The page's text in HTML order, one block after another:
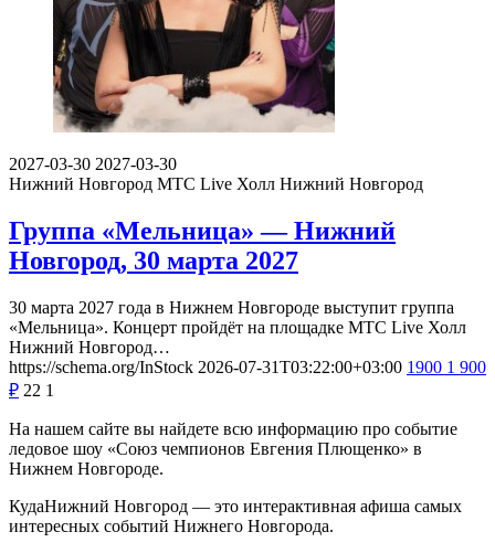
2027-03-30 2027-03-30
Нижний Новгород МТС Live Холл Нижний Новгород
Группа «Мельница» — Нижний
Новгород, 30 марта 2027
30 марта 2027 года в Нижнем Новгороде выступит группа
«Мельница». Концерт пройдёт на площадке МТС Live Холл
Нижний Новгород…
https://schema.org/InStock 2026-07-31T03:22:00+03:00 1900 1 900
₽ 22 1
На нашем сайте вы найдете всю информацию про событие
ледовое шоу «Союз чемпионов Евгения Плющенко» в
Нижнем Новгороде.
КудаНижний Новгород — это интерактивная афиша самых
интересных событий Нижнего Новгорода.